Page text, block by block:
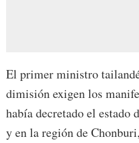
El primer ministro
dimisión exigen los
había decretado el estado
y en la región de